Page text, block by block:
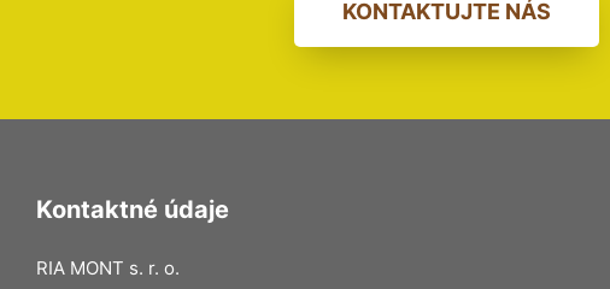
KONTAKTUJTE NÁS
Kontaktné údaje
RIA MONT s. r. o.